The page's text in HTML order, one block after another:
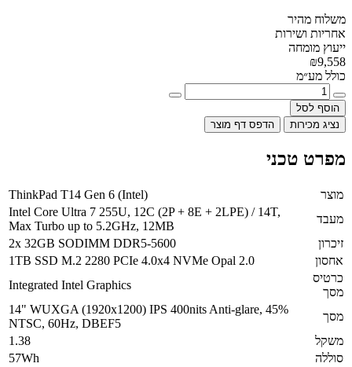
משלוח מהיר
אחריות ושירות
ייעוץ מומחה
₪9,558
כולל מע״מ
הוסף לסל
נציג מכירות
הדפס דף מוצר
מפרט טכני
מוצר
ThinkPad T14 Gen 6 (Intel)
מעבד
Intel Core Ultra 7 255U, 12C (2P + 8E + 2LPE) / 14T,
Max Turbo up to 5.2GHz, 12MB
זיכרון
2x 32GB SODIMM DDR5-5600
אחסון
1TB SSD M.2 2280 PCIe 4.0x4 NVMe Opal 2.0
כרטיס
מסך
Integrated Intel Graphics
מסך
14" WUXGA (1920x1200) IPS 400nits Anti-glare, 45%
NTSC, 60Hz, DBEF5
משקל
1.38
סוללה
57Wh